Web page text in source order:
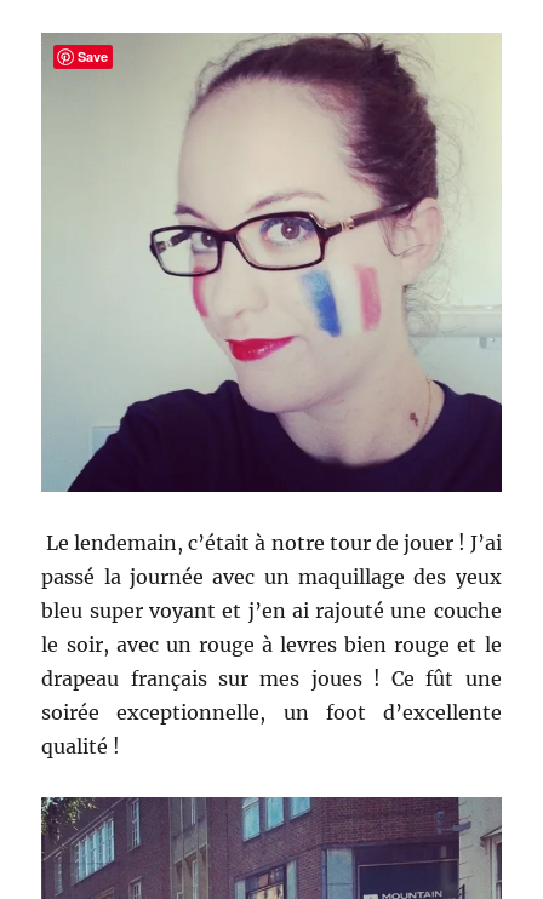
Le lendemain, c’était à notre tour de jouer ! J’ai
passé la journée avec un maquillage des yeux
bleu super voyant et j’en ai rajouté une couche
le soir, avec un rouge à levres bien rouge et le
drapeau français sur mes joues ! Ce fût une
soirée exceptionnelle, un foot d’excellente
qualité !
Save